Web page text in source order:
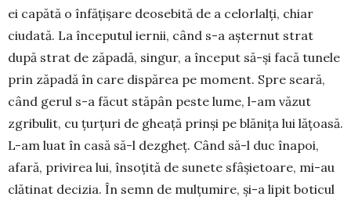
ei capătă o înfăţişare deosebită de a celorlalţi, chiar
ciudată. La începutul iernii, când s-a aşternut strat
după strat de zăpadă, singur, a în­ceput să-şi facă tunele
prin zăpadă în care dis­pă­rea pe moment. Spre seară,
când gerul s-a făcut stăpân peste lume, l-am văzut
zgribulit, cu ţurţuri de gheaţă prinşi pe blănița lui lăţoasă.
L-am luat în casă să-l dezgheţ. Când să-l duc îna­poi,
afară, privirea lui, însoţită de sunete sfâşie­toa­re, mi-au
clătinat decizia. În semn de mul­țumire, şi-a lipit boticul